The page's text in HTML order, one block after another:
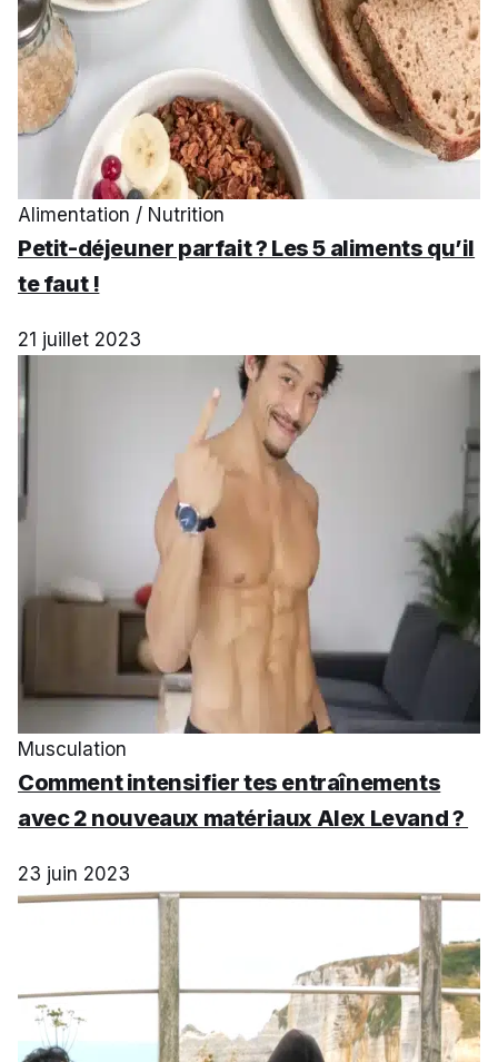
Alimentation / Nutrition
Petit-déjeuner parfait ? Les 5 aliments qu’il
te faut !
21 juillet 2023
Musculation
Comment intensifier tes entraînements
avec 2 nouveaux matériaux Alex Levand ?
23 juin 2023